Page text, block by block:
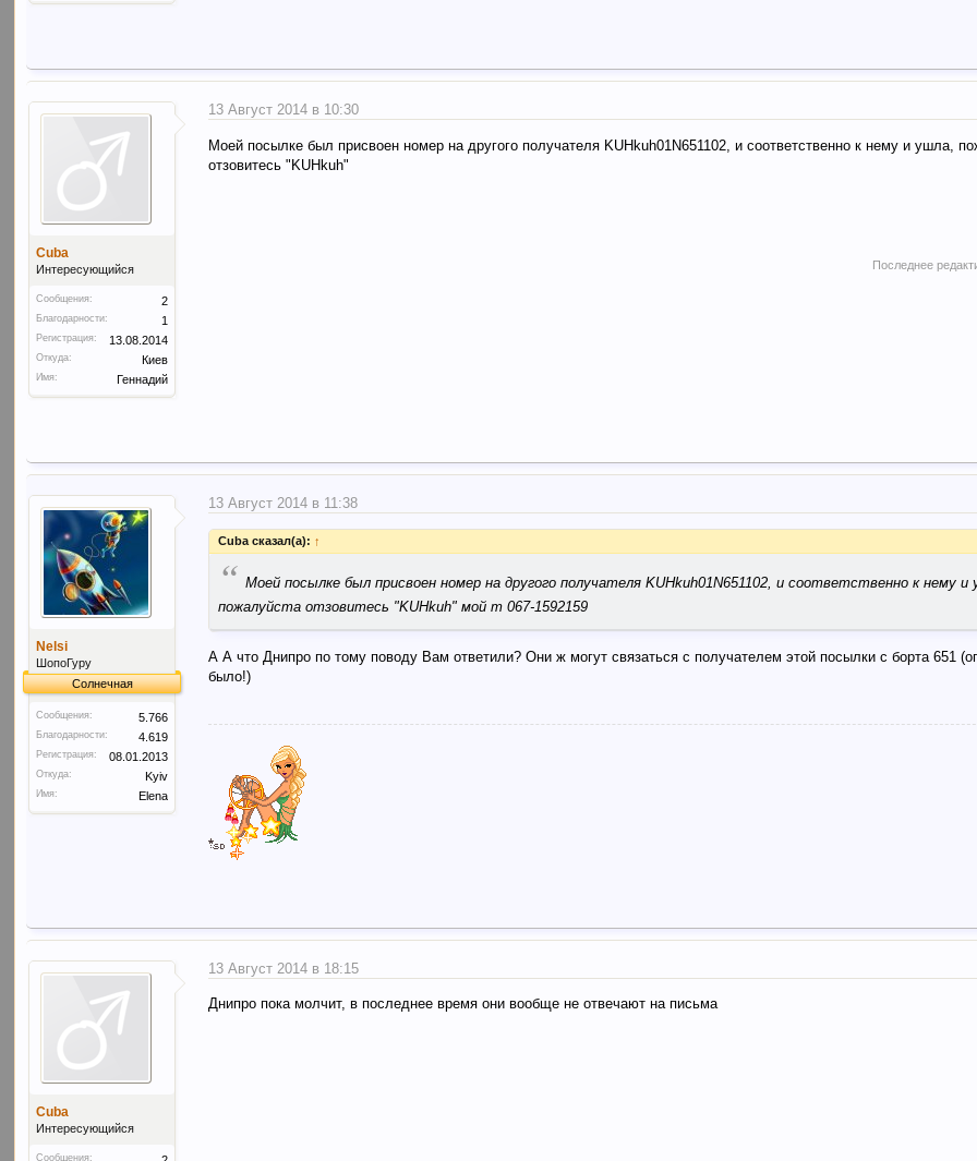
Cuba
Интересующийся
Сообщения: 2
Благодарности: 1
Регистрация: 13.08.2014
Откуда: Киев
Имя: Геннадий
13 Август 2014 в 10:30
Моей посылке был присвоен номер на другого получателя KUHkuh01N651102, и соответственно к нему и ушла,
отзовитесь "KUHkuh"
Последнее
Nelsi
ШопоГуру
Солнечная
Сообщения: 5.766
Благодарности: 4.619
Регистрация: 08.01.2013
Откуда: Kyiv
Имя: Elena
13 Август 2014 в 11:38
Cuba сказал(а): ↑
“ Моей посылке был присвоен номер на другого получателя KUHkuh01N651102, и соответственно к нему и
пожалуйста отзовитесь "KUHkuh" мой т 067-1592159
А А что Днипро по тому поводу Вам ответили? Они ж могут связаться с получателем этой посылки с борта 651
было!)
Cuba
Интересующийся
Сообщения:
13 Август 2014 в 18:15
Днипро пока молчит, в последнее время они вообще не отвечают на письма